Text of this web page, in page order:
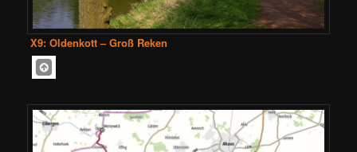
X9: Oldenkott – Groß Reken